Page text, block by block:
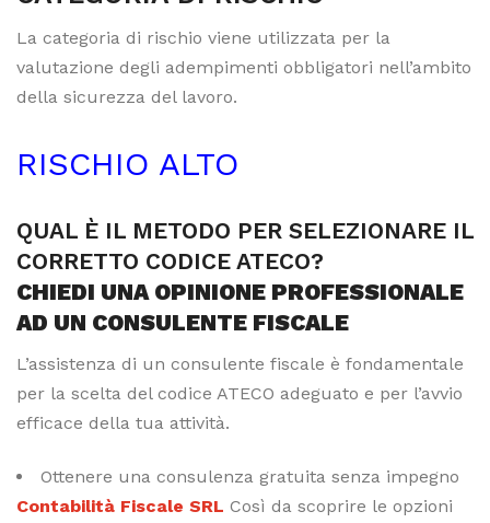
La categoria di rischio viene utilizzata per la
valutazione degli adempimenti obbligatori nell’ambito
della sicurezza del lavoro.
RISCHIO ALTO
QUAL È IL METODO PER SELEZIONARE IL
CORRETTO CODICE ATECO?
CHIEDI UNA OPINIONE PROFESSIONALE
AD UN CONSULENTE FISCALE
L’assistenza di un consulente fiscale è fondamentale
per la scelta del codice ATECO adeguato e per l’avvio
efficace della tua attività.
Ottenere una consulenza gratuita senza impegno
Contabilità Fiscale SRL Così da scoprire le opzioni